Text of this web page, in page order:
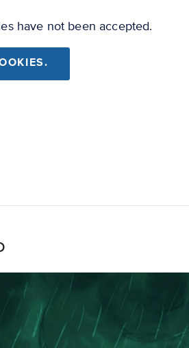
have not been accepted.